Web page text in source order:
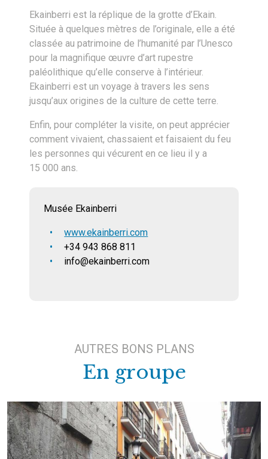
Ekainberri est la réplique de la grotte d’Ekain.
Située à quelques mètres de l’originale, elle a été
classée au patrimoine de l’humanité par l’Unesco
pour la magnifique œuvre d’art rupestre
paléolithique qu’elle conserve à l’intérieur.
Ekainberri est un voyage à travers les sens
jusqu’aux origines de la culture de cette terre.
Enfin, pour compléter la visite, on peut apprécier
comment vivaient, chassaient et faisaient du feu
les personnes qui vécurent en ce lieu il y a
15 000 ans.
Musée Ekainberri
www.ekainberri.com
+34 943 868 811
info@ekainberri.com
AUTRES BONS PLANS
En groupe